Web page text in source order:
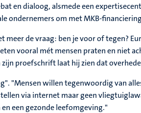
en dialoog, alsmede een
ondernemers om met MKB-
de vraag: ben je voor of tegen?
vooral mét mensen praten en niet
proefschrift laat hij zien dat
"Mensen willen tegenwoordig van
via internet maar geen
een gezonde leefomgeving."